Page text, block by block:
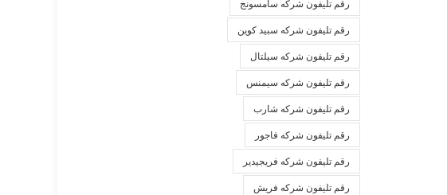
رقم تليفون شركه سامسونج
رقم تليفون شركه سبيد كوين
رقم تليفون شركه سيلتال
رقم تليفون شركه سيمنس
رقم تليفون شركه شارب
رقم تليفون شركه فاجور
رقم تليفون شركه فريجيدير
رقم تليفون شركه فريش